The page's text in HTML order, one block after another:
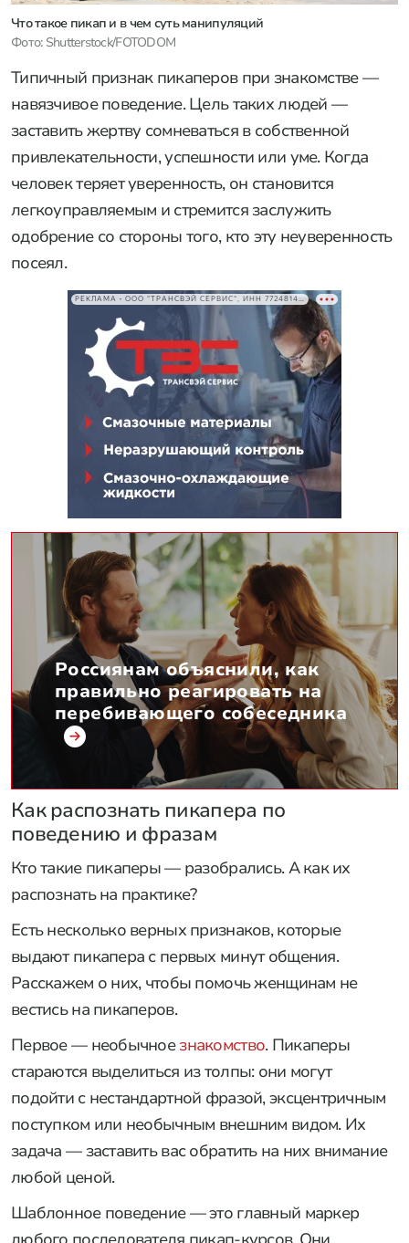
Что такое пикап и в чем суть манипуляций
Фото: Shutterstock/FOTODOM
Типичный признак пикаперов при знакомстве —
навязчивое поведение. Цель таких людей —
заставить жертву сомневаться в собственной
привлекательности, успешности или уме. Когда
человек теряет уверенность, он становится
легкоуправляемым и стремится заслужить
одобрение со стороны того, кто эту неуверенность
посеял.
РЕКЛАМА • ООО "ТРАНСВЭЙ СЕРВИС", ИНН 7724814198
Россиянам объяснили, как
правильно реагировать на
перебивающего собеседника
Как распознать пикапера по
поведению и фразам
Кто такие пикаперы — разобрались. А как их
распознать на практике?
Есть несколько верных признаков, которые
выдают пикапера с первых минут общения.
Расскажем о них, чтобы помочь женщинам не
вестись на пикаперов.
Первое — необычноезнакомство. Пикаперы
стараются выделиться из толпы: они могут
подойти с нестандартной фразой, эксцентричным
поступком или необычным внешним видом. Их
задача — заставить вас обратить на них внимание
любой ценой.
Шаблонное поведение — это главный маркер